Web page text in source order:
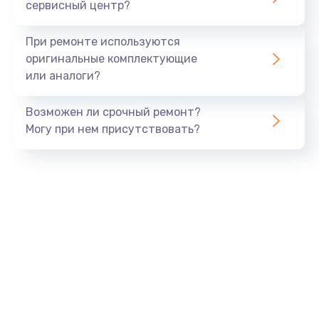
сервисный центр?
При ремонте используются
оригинальные комплектующие
или аналоги?
Возможен ли срочный ремонт?
Могу при нем присутствовать?